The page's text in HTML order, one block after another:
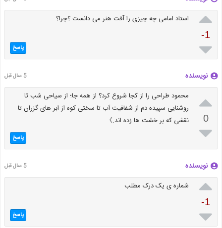

-1

استاد امامی چه چیزی را آفت هنر می دانست ؟چرا؟
پاسخ
نویسنده 5 سال قبل

0

محمود طراحی را از کجا شروع کرد؟ از همه جا؛ از سیاحی شب تا
روشنایی سپیده دم از شفافیت آب تا سختی کوه از ابر های گزران تا
نقشی که بر خشت ها زده اند.》
پاسخ
نویسنده 5 سال قبل

-1

شماره ی یک درک مطلب
پاسخ